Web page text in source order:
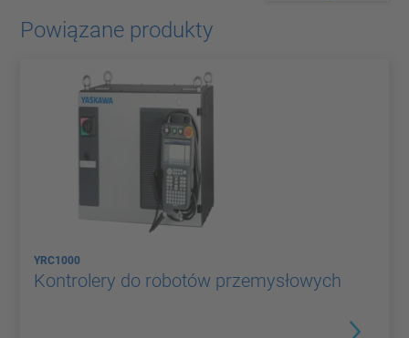
Powiązane produkty
YRC1000
Kontrolery do robotów przemysłowych